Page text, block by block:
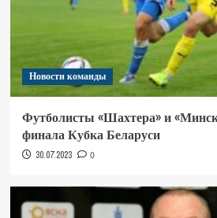
Новости команды
Футболисты «Шахтера» и
финала Кубка Беларуси
30.07.2023 0